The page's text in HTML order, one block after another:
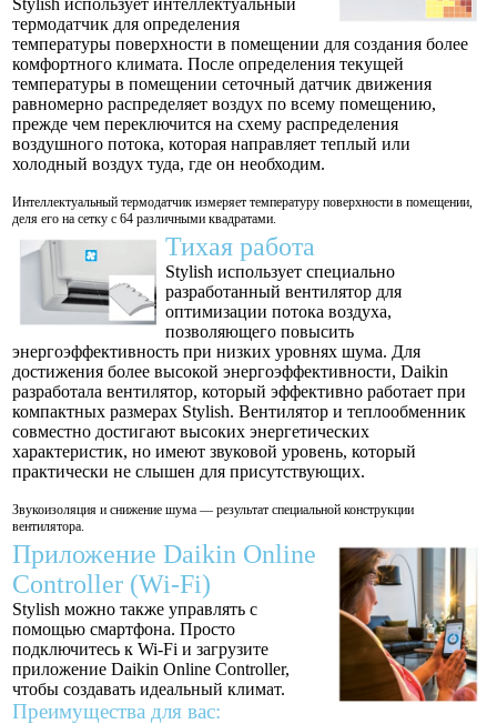
Stylish использует интеллектуальный
термодатчик для определения
температуры поверхности в помещении для создания более
комфортного климата. После определения текущей
температуры в помещении сеточный датчик движения
равномерно распределяет воздух по всему помещению,
прежде чем переключится на схему распределения
воздушного потока, которая направляет теплый или
холодный воздух туда, где он необходим.
Интеллектуальный термодатчик измеряет температуру поверхности в помещении,
деля его на сетку с 64 различными квадратами.
Тихая работа
Stylish использует специально
разработанный вентилятор для
оптимизации потока воздуха,
позволяющего повысить
энергоэффективность при низких уровнях шума. Для
достижения более высокой энергоэффективности, Daikin
разработала вентилятор, который эффективно работает при
компактных размерах Stylish. Вентилятор и теплообменник
совместно достигают высоких энергетических
характеристик, но имеют звуковой уровень, который
практически не слышен для присутствующих.
Звукоизоляция и снижение шума — результат специальной конструкции
вентилятора.
Приложение Daikin Online
Controller (Wi-Fi)
Stylish можно также управлять с
помощью смартфона. Просто
подключитесь к Wi-Fi и загрузите
приложение Daikin Online Controller,
чтобы создавать идеальный климат.
Преимущества для вас: